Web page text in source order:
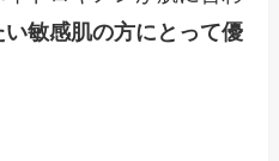
敏感肌の方にとって優